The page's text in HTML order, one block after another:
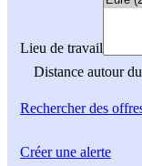
Lieu de travail
Distance autour
Rechercherdes
Créer une alerte